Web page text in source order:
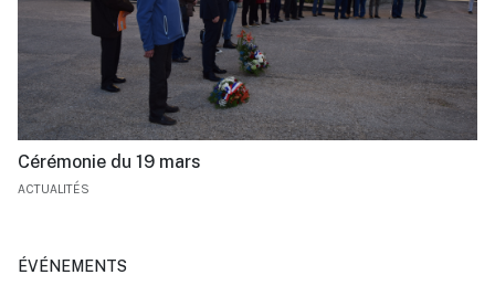
Cérémonie du 19 mars
ACTUALITÉS
ÉVÉNEMENTS